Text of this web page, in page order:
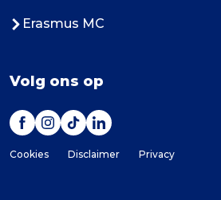
Erasmus MC
Volg ons op
Cookies Disclaimer Privacy